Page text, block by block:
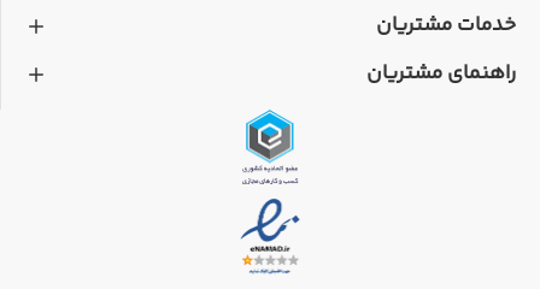
خدمات مشتریان
راهنمای مشتریان